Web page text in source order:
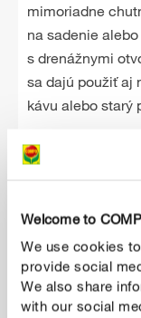
Welcome to
We use cookies
provide social
We also share
with our social
mimoriadne
na sadenie
s drenážnymi
sa dajú použiť aj
kávu alebo starý